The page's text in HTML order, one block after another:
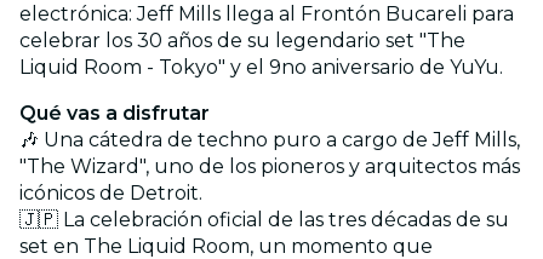
electrónica: Jeff Mills llega al Frontón Bucareli para
celebrar los 30 años de su legendario set "The
Liquid Room - Tokyo" y el 9no aniversario de YuYu.
Qué vas a disfrutar
🎶 Una cátedra de techno puro a cargo de Jeff Mills,
"The Wizard", uno de los pioneros y arquitectos más
icónicos de Detroit.
🇯🇵 La celebración oficial de las tres décadas de su
set en The Liquid Room, un momento que